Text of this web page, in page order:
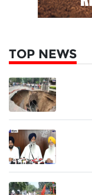
TOP NEWS